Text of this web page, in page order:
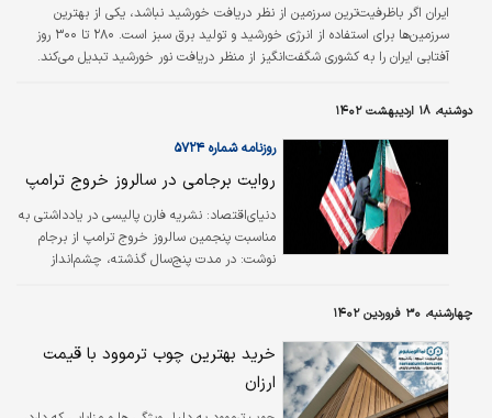
ایران اگر باظرفیت‌ترین سرزمین از نظر دریافت خورشید نباشد، یکی از بهترین
سرزمین‌ها برای استفاده از انرژی خورشید و تولید برق سبز است. ۲۸۰ تا ۳۰۰ روز
آفتابی ایران را به کشوری شگفت‌انگیز از منظر دریافت نور خورشید تبدیل می‌کند.
تخمین زده شده است که البته بالاتر از میزان میانگین جهانی است.
دوشنبه، ۱۸ اردیبهشت ۱۴۰۲
روزنامه شماره ۵۷۲۴
روایت برجامی در سالروز خروج ترامپ
دنیای‌اقتصاد: نشریه فارن پالیسی در یادداشتی به
مناسبت پنجمین سالروز خروج ترامپ از برجام
نوشت: در مدت پنج‌سال گذشته، چشم‌انداز
تلاش‌های فانتزی برای دستیابی به توافق بهتر،
مزایای عملی مهار برنامه هسته‌ای را تحت‌الشعاع
قرار دهد.
چهارشنبه، ۳۰ فروردین ۱۴۰۲
خرید بهترین چوب ترموود با قیمت
ارزان